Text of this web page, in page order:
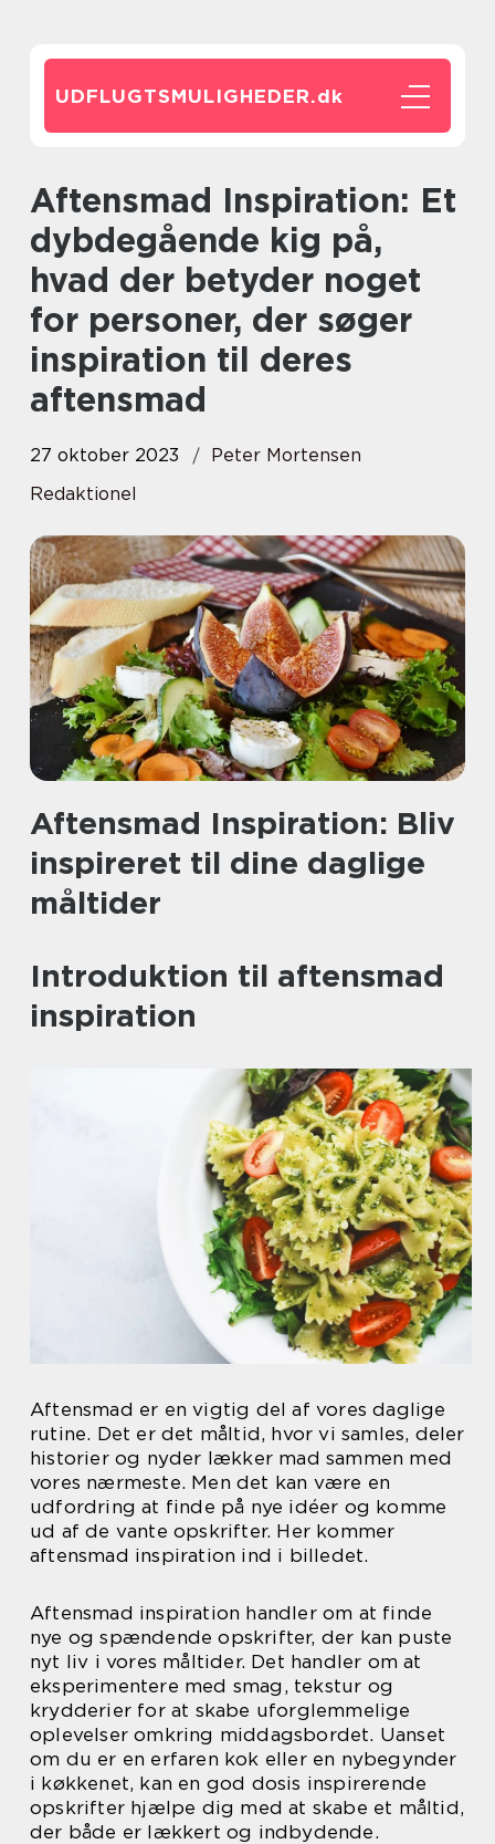
UDFLUGTSMULIGHEDER.dk
Aftensmad Inspiration: Et
dybdegående kig på,
hvad der betyder noget
for personer, der søger
inspiration til deres
aftensmad
27 oktober 2023
Peter Mortensen
Redaktionel
Aftensmad Inspiration: Bliv
inspireret til dine daglige
måltider
Introduktion til aftensmad
inspiration
Aftensmad er en vigtig del af vores daglige
rutine. Det er det måltid, hvor vi samles, deler
historier og nyder lækker mad sammen med
vores nærmeste. Men det kan være en
udfordring at finde på nye idéer og komme
ud af de vante opskrifter. Her kommer
aftensmad inspiration ind i billedet.
Aftensmad inspiration handler om at finde
nye og spændende opskrifter, der kan puste
nyt liv i vores måltider. Det handler om at
eksperimentere med smag, tekstur og
krydderier for at skabe uforglemmelige
oplevelser omkring middagsbordet. Uanset
om du er en erfaren kok eller en nybegynder
i køkkenet, kan en god dosis inspirerende
opskrifter hjælpe dig med at skabe et måltid,
der både er lækkert og indbydende.